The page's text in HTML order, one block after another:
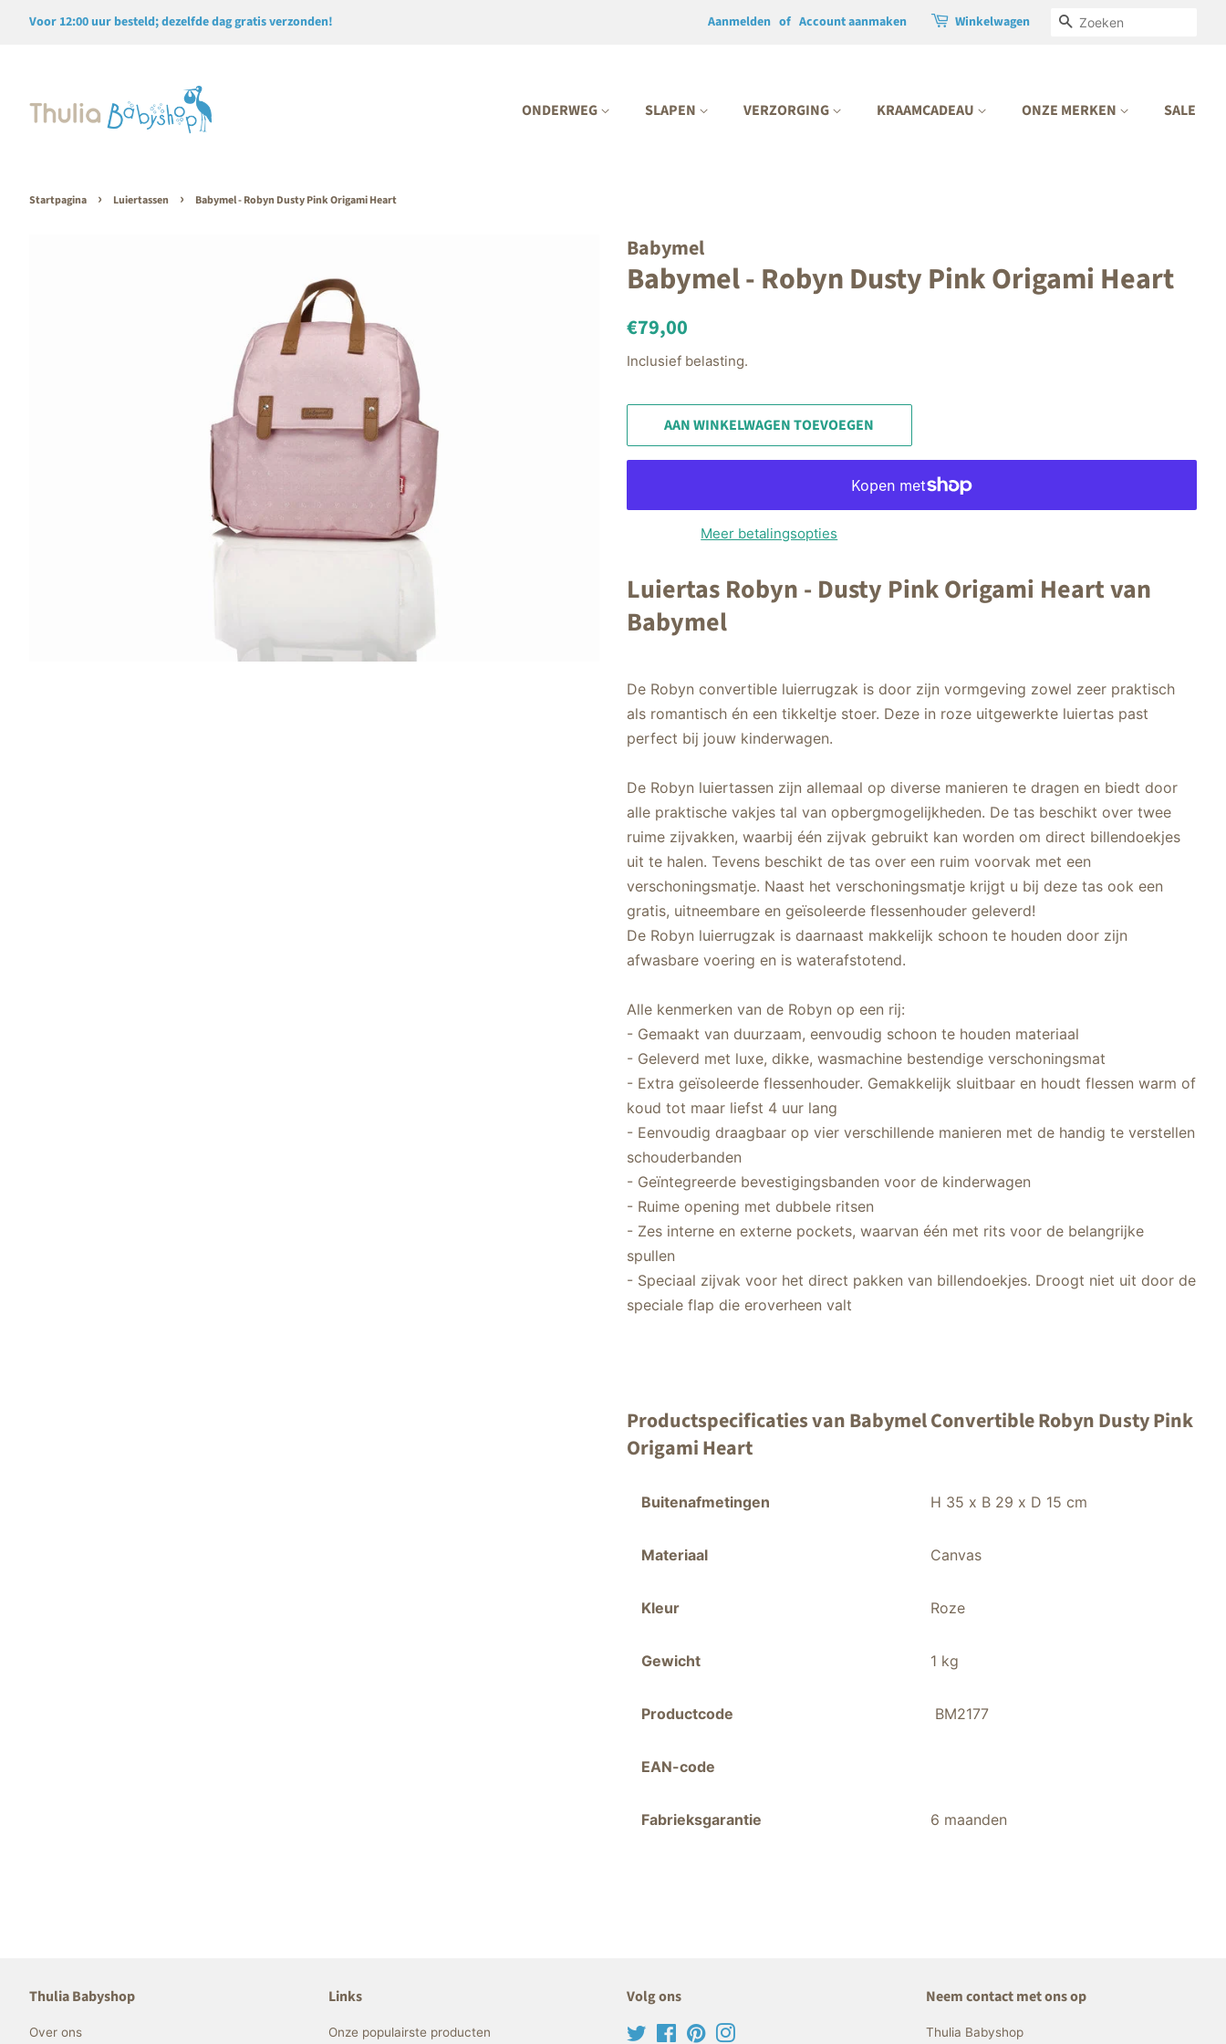
Voor 12:00 uur besteld; dezelfde dag gratis verzonden! Aanmelden of Account aanmaken Winkelwagen ZOEKEN
ONDERWEG SLAPEN VERZORGING KRAAMCADEAU ONZE MERKEN SALE
Startpagina › Luiertassen › Babymel - Robyn Dusty Pink Origami Heart
Babymel
Babymel - Robyn Dusty Pink Origami Heart
Normale
€79,00
Inclusief belasting.
AAN WINKELWAGEN TOEVOEGEN
Meer betalingsopties
Luiertas Robyn - Dusty Pink Origami Heart van
Babymel
De Robyn convertible luierrugzak is door zijn vormgeving zowel zeer praktisch
als romantisch én een tikkeltje stoer. Deze in roze uitgewerkte luiertas past
perfect bij jouw kinderwagen.
De Robyn luiertassen zijn allemaal op diverse manieren te dragen en biedt door
alle praktische vakjes tal van opbergmogelijkheden. De tas beschikt over twee
ruime zijvakken, waarbij één zijvak gebruikt kan worden om direct billendoekjes
uit te halen. Tevens beschikt de tas over een ruim voorvak met een
verschoningsmatje. Naast het verschoningsmatje krijgt u bij deze tas ook een
gratis, uitneembare en geïsoleerde flessenhouder geleverd!
De Robyn luierrugzak is daarnaast makkelijk schoon te houden door zijn
afwasbare voering en is waterafstotend.
Alle kenmerken van de Robyn op een rij:
- Gemaakt van duurzaam, eenvoudig schoon te houden materiaal
- Geleverd met luxe, dikke, wasmachine bestendige verschoningsmat
- Extra geïsoleerde flessenhouder. Gemakkelijk sluitbaar en houdt flessen warm of
koud tot maar liefst 4 uur lang
- Eenvoudig draagbaar op vier verschillende manieren met de handig te verstellen
schouderbanden
- Geïntegreerde bevestigingsbanden voor de kinderwagen
- Ruime opening met dubbele ritsen
- Zes interne en externe pockets, waarvan één met rits voor de belangrijke
spullen
- Speciaal zijvak voor het direct pakken van billendoekjes. Droogt niet uit door de
speciale flap die eroverheen valt
Productspecificaties van Babymel Convertible Robyn Dusty Pink
Origami Heart
Buitenafmetingen H 35 x B 29 x D 15 cm
Materiaal Canvas
Kleur Roze
Gewicht 1 kg
Productcode BM2177
EAN-code
Fabrieksgarantie 6 maanden
Thulia Babyshop
Over ons
Links
Onze populairste producten
Volg ons
TwitterFacebookPinterest
Neem contact met ons op
Thulia Babyshop